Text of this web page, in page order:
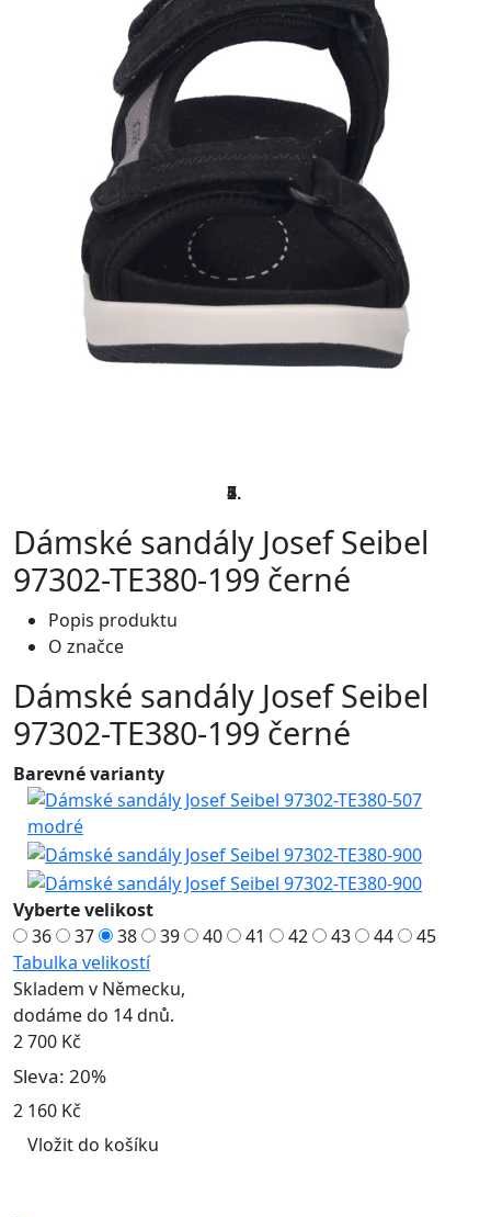
Dámské sandály Josef Seibel
97302-TE380-199 černé
Popis produktu
O značce
Dámské sandály Josef Seibel
97302-TE380-199 černé
Barevné varianty
Vyberte velikost
36
37 38 39 40 41 42 43 44
45
Tabulka velikostí
Skladem v Německu,
dodáme do 14 dnů.
2 700 Kč
Sleva: 20%
2 160 Kč
Vložit do košíku